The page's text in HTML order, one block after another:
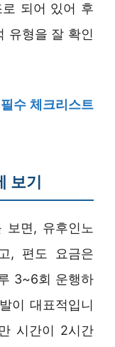
되어 있어 후
유형을 잘 확인
수 체크리스트
보기
보면, 유후인노
, 편도 요금은
3~6회 운행하
이 대표적입니
시간이 2시간